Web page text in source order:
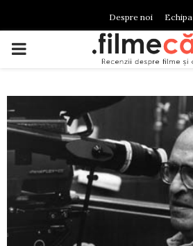
Despre noi Echipa
PRIMARY